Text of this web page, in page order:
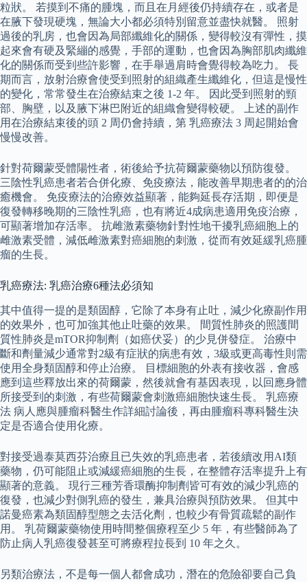
粒狀。 若摸到不痛的腫塊，而且在月經後仍持續存在，或者是
在腋下發現硬塊，無論大小都必須特別留意並盡快就醫。 照射
過後的乳房，也會因為局部纖維化的關係，變得較沒有彈性，摸
起來會有硬及緊繃的感覺，手部的運動，也會因為胸部肌肉纖維
化的關係而受到些許影響，在手舉過肩時會覺得較為吃力。 長
期而言，放射治療會使受到照射的組織產生纖維化，但這是慢性
的變化，常常發生在治療結束之後 1-2 年。 因此受到照射的頸
部、胸壁，以及腋下淋巴附近的組織會變得較硬。 上述的副作
用在治療結束後的頭 2 周仍會持續，第 乳癌療法 3 周起開始會
慢慢改善。
針對荷爾蒙受體陽性者，術後給予抗荷爾蒙藥物以預防復發。
三陰性乳癌患者若合併化療、免疫療法，能改善早期患者的的治
癒機會。 免疫療法的治療效益顯著，能夠延長存活期，即便是
復發轉移晚期的三陰性乳癌，也有將近4成病患適用免疫治療，
可顯著增加存活率。 抗雌激素藥物針對性地干擾乳癌細胞上的
雌激素受體，減低雌激素對癌細胞的刺激，從而有效延緩乳癌腫
瘤的生長。
乳癌療法: 乳癌治療6種法必須知
其中值得一提的是類固醇，它除了本身有止吐，減少化療副作用
的效果外，也可加強其他止吐藥的效果。 間質性肺炎的照護間
質性肺炎是mTOR抑制劑（如癌伏妥）的少見併發症。 治療中
斷和劑量減少通常對2級有症狀的病患有效，3級或更高毒性則需
使用全身類固醇和停止治療。 目標細胞的外表有接收器，會感
應到這些釋放出來的荷爾蒙，然後就會有基因表現，以回應身體
所接受到的刺激，有些荷爾蒙會刺激癌細胞快速生長。 乳癌療
法 病人應與腫瘤科醫生作詳細討論後，再由腫瘤科專科醫生決
定是否適合使用化療。
對接受過泰莫西芬治療且已失效的乳癌患者，若後續改用AI類
藥物，仍可能阻止或減緩癌細胞的生長，在整體存活率提升上有
顯著的意義。 現行三種芳香環酶抑制劑皆可有效的減少乳癌的
復發，也減少對側乳癌的發生，兼具治療與預防效果。 但其中
諾曼癌素為類固醇型態之去活化劑，也較少有骨質疏鬆的副作
用。 乳荷爾蒙藥物使用時間整個療程至少 5 年，有些醫師為了
防止病人乳癌復發甚至可將療程拉長到 10 年之久。
另類治療法，不是每一個人都會成功，潛在的危險卻要自己負